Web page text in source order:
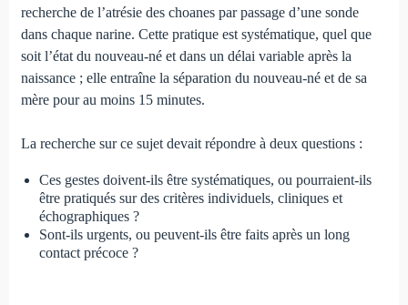
recherche de l’atrésie des choanes par passage d’une sonde
dans chaque narine. Cette pratique est systématique, quel que
soit l’état du nouveau-né et dans un délai variable après la
naissance ; elle entraîne la séparation du nouveau-né et de sa
mère pour au moins 15 minutes.
La recherche sur ce sujet devait répondre à deux ques­tions :
Ces gestes doivent-ils être systématiques, ou pourraient-ils
être pratiqués sur des critères individuels, cliniques et
échographiques ?
Sont-ils urgents, ou peuvent-ils être faits après un long
contact précoce ?